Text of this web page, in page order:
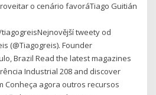
o cenário favoráTiago Guitián
tweety od
(@Tiagogreis). Founder
Brazil Read the latest magazines
Industrial 208 and discover
Conheça agora outros recursos